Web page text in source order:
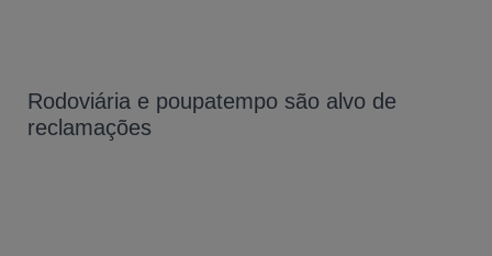
Rodoviária e poupatempo são alvo de
reclamações